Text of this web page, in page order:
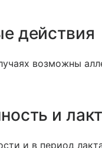
действия
возможны
и
и в период